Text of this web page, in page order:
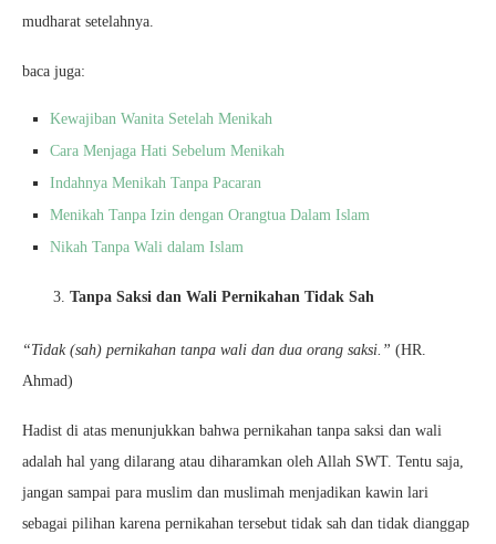
mudharat setelahnya.
baca juga:
Kewajiban Wanita Setelah Menikah
Cara Menjaga Hati Sebelum Menikah
Indahnya Menikah Tanpa Pacaran
Menikah Tanpa Izin dengan Orangtua Dalam Islam
Nikah Tanpa Wali dalam Islam
Tanpa Saksi dan Wali Pernikahan Tidak Sah
“Tidak (sah) pernikahan tanpa wali dan dua orang saksi.” (HR.
Ahmad)
Hadist di atas menunjukkan bahwa pernikahan tanpa saksi dan wali
adalah hal yang dilarang atau diharamkan oleh Allah SWT. Tentu saja,
jangan sampai para muslim dan muslimah menjadikan kawin lari
sebagai pilihan karena pernikahan tersebut tidak sah dan tidak dianggap